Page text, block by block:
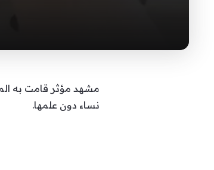
نساء دون علمها.